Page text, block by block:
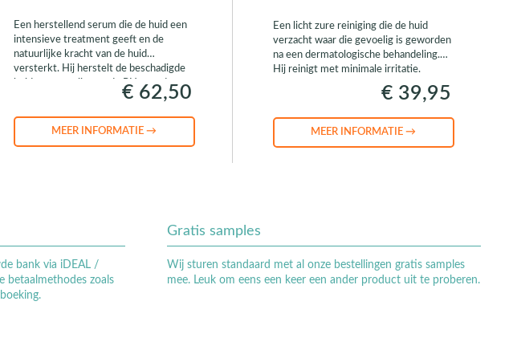
Een herstellend serum die de huid een
intensieve treatment geeft en de
natuurlijke kracht van de huid
versterkt. Hij herstelt de beschadigde
huid en normaliseert de PH waarde.
€ 62,50
MEER INFORMATIE →
Een licht zure reiniging die de huid
verzacht waar die gevoelig is geworden
na een dermatologische behandeling.
Hij reinigt met minimale irritatie.
€ 39,95
MEER INFORMATIE →
bank via iDEAL /
betaalmethodes zoals
Gratis samples
Wij sturen standaard met al onze bestellingen gratis samples
mee. Leuk om eens een keer een ander product uit te proberen.